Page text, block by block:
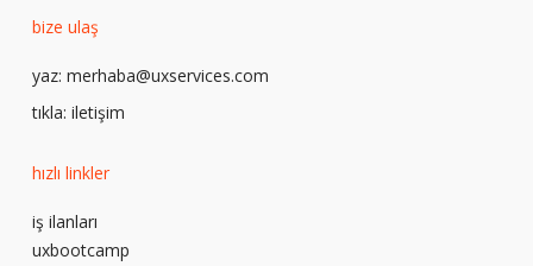
bize ulaş
yaz: merhaba@uxservices.com
tıkla: iletişim
hızlı linkler
iş ilanları
uxbootcamp